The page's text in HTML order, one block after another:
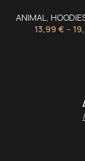
ANIMAL
13,99 € –